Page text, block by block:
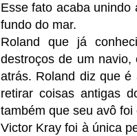
Esse fato acaba
fundo do mar.
Roland que já
destroços de um
atrás. Roland diz que
retirar coisas antigas
também que seu avô
Victor Kray foi à única